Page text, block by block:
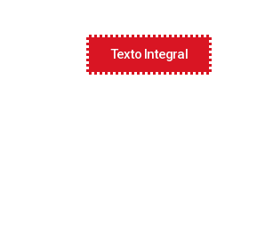
Texto Integral